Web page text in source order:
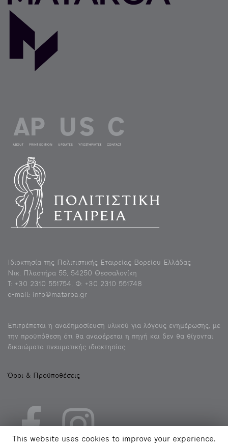
ABOUT PRINT EDITION UPDATES ΥΠΟΣΤΗΡΙΚΤΕΣ CONTACT
Ιδιοκτησία της Πολιτιστικής Εταιρείας Βορείου Ελλάδας
Νικ. Πλαστήρα 55, 54250 Θεσσαλονίκη
Τ: +30 2310 551754, Φ: +30 2310 551748
e-mail: info@mataroa.gr
Eπιτρέπεται η αναδημοσίευση υλικού για λόγους ενημέρωσης, με
την προϋπόθεση ότι θα αναφέρεται η πηγή και δεν θα θίγονται
δικαιώματα πνευματικής ιδιοκτησίας.
Όροι & Προϋποθέσεις
This website uses cookies to improve your experience.